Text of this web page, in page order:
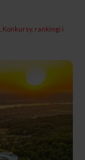
Konkursy, rankingi i